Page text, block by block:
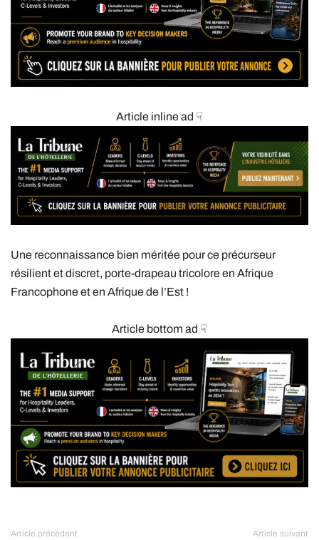
Article inline ad ☟
Une reconnaissance bien méritée pour ce précurseur
résilient et discret, porte-drapeau tricolore en Afrique
Francophone et en Afrique de l’Est !
Article bottom ad ☟
Article précédent Article suivant